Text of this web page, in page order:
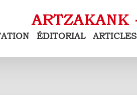
ÉDITORIAL ARTICLES